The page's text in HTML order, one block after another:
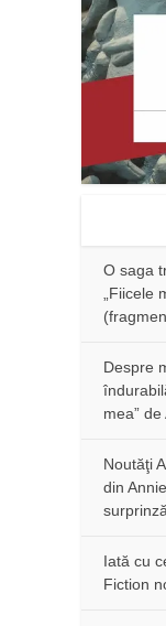
O saga
„Fiicele
Despre
mea”
Noutăţi
din
Iată cu
Fiction